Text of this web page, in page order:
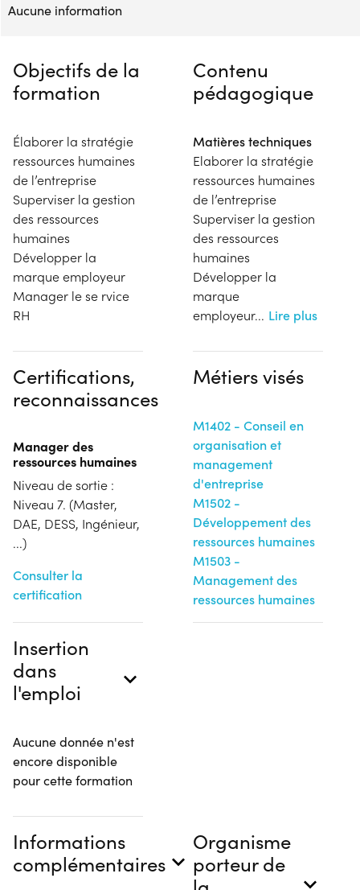
Aucune information
Objectifs de la
formation
Élaborer la stratégie
ressources humaines
de l’entreprise
Superviser la gestion
des ressources
humaines
Développer la
marque employeur
Manager le se rvice
RH
Contenu
pédagogique
Matières techniques
Elaborer la stratégie
ressources humaines
de l’entreprise
Superviser la gestion
des ressources
humaines
Développer la
marque
employeur... Lire plus
Certifications,
reconnaissances
Manager des
ressources humaines
Niveau de sortie :
Niveau 7. (Master,
DAE, DESS, Ingénieur,
...)
Consulter la
certification
Métiers visés
M1402 - Conseil en
organisation et
management
d'entreprise
M1502 -
Développement des
ressources humaines
M1503 -
Management des
ressources humaines
Insertion
dans
l'emploi
Aucune donnée n'est
encore disponible
pour cette formation
Informations
complémentaires
Organisme
porteur de